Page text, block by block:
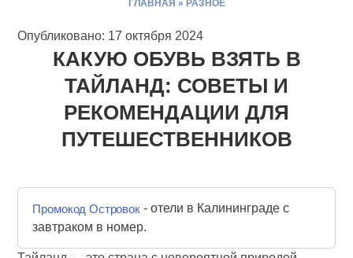
ГЛАВНАЯ » РАЗНОЕ
Опубликовано: 17 октября 2024
КАКУЮ ОБУВЬ ВЗЯТЬ В
ТАЙЛАНД: СОВЕТЫ И
РЕКОМЕНДАЦИИ ДЛЯ
ПУТЕШЕСТВЕННИКОВ
Промокод Островок- отели в Калининграде с
завтраком в номер.